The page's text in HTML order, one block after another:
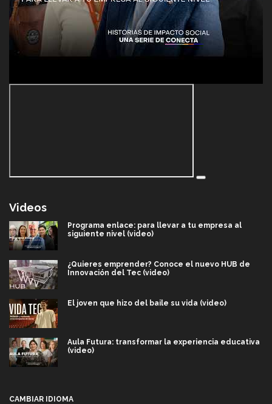
Videos
Programa enlace: para llevar a tu empresa al
siguiente nivel (video)
¿Quieres emprender? Conoce el nuevo HUB de
Innovación del Tec (video)
El joven que hizo del baile su vida (video)
Aula Futura: transformar la experiencia educativa
(video)
CAMBIAR IDIOMA